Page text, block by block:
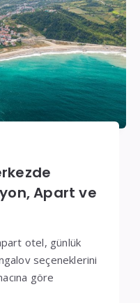
Apart ve
otel, günlük
seçeneklerini
göre